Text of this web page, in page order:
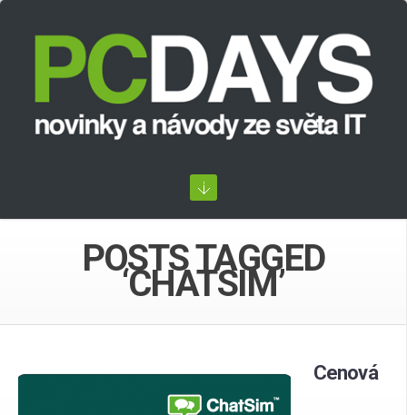
POSTS TAGGED
‘CHATSIM’
Cenová